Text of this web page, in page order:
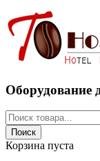
Оборудование
Поиск
Корзина пуста